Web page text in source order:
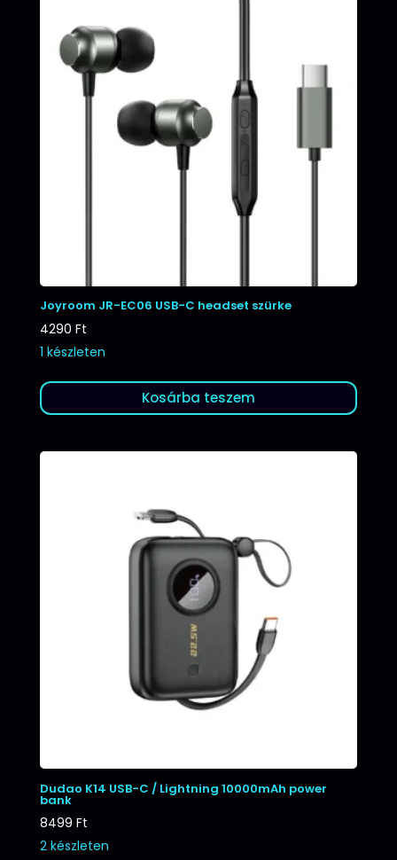
Joyroom JR-EC06 USB-C headset szürke
4290 Ft
1 készleten
Kosárba teszem
Dudao K14 USB-C / Lightning 10000mAh power
bank
8499 Ft
2 készleten